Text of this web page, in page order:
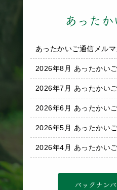
あった
あったかいご通信メル
2026年8月 あったかい
2026年7月 あったかい
2026年6月 あったかい
2026年5月 あったかい
2026年4月 あったかい
バックナン